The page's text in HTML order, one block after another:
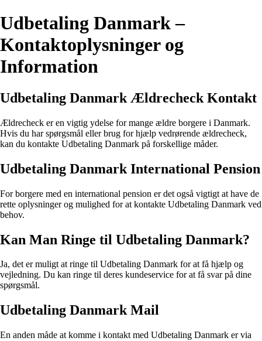
Udbetaling Danmark –
Kontaktoplysninger og
Information
Udbetaling Danmark Ældrecheck Kontakt
Ældrecheck er en vigtig ydelse for mange ældre borgere i Danmark.
Hvis du har spørgsmål eller brug for hjælp vedrørende ældrecheck,
kan du kontakte Udbetaling Danmark på forskellige måder.
Udbetaling Danmark International Pension
For borgere med en international pension er det også vigtigt at have de
rette oplysninger og mulighed for at kontakte Udbetaling Danmark ved
behov.
Kan Man Ringe til Udbetaling Danmark?
Ja, det er muligt at ringe til Udbetaling Danmark for at få hjælp og
vejledning. Du kan ringe til deres kundeservice for at få svar på dine
spørgsmål.
Udbetaling Danmark Mail
En anden måde at komme i kontakt med Udbetaling Danmark er via